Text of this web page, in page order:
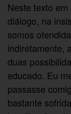
Neste texto
diálogo, na
somos
indiretamente,
duas
educado. Eu
passasse
bastante